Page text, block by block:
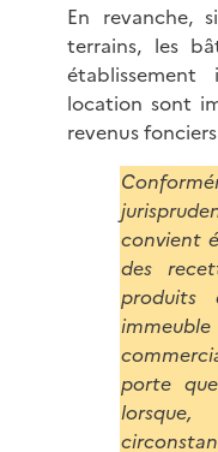
En revanche,
terrains, les
location sont
revenus
convient
des
porte